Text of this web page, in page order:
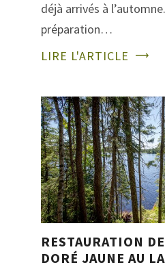
déjà arrivés à
préparation…
LIRE L'ARTICLE
RESTAURATION
DORÉ JAUNE AU